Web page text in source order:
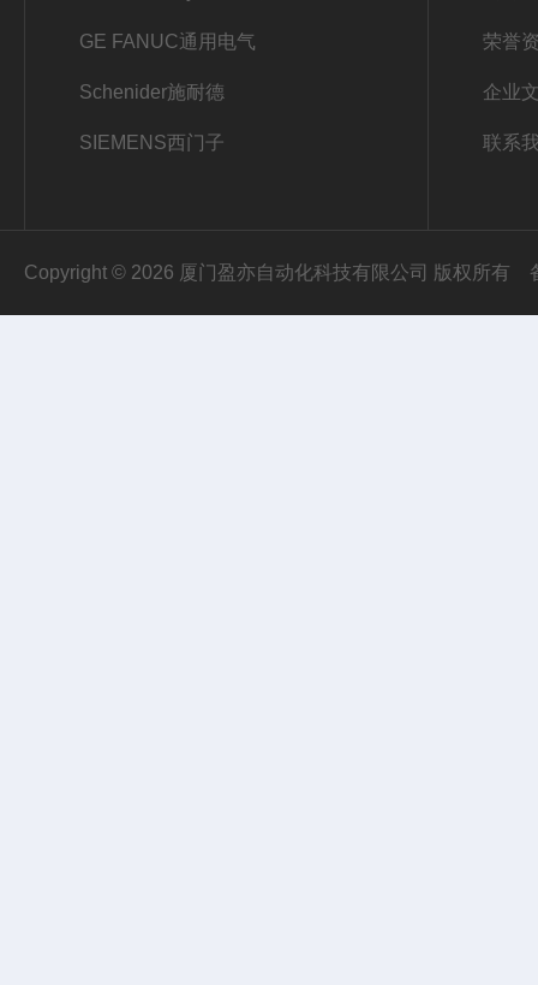
GE FANUC通用电气
Schenider施耐德
SIEMENS西门子
荣誉
企业
联系
Copyright © 2026 厦门盈亦自动化科技有限公司 版权所有